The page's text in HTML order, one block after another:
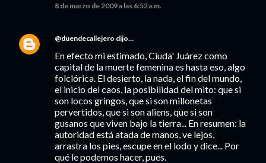
8 de marzo de 2009 a las 6:52 a.m.
@duendecallejero dijo…
En efecto mi estimado, Ciuda' Juárez como
capital de la muerte femenina es hasta eso, algo
folclórica. El desierto, la nada, el fin del mundo,
el inicio del caos, la posibilidad del mito: que si
son locos gringos, que si son millonetas
pervertidos, que si son aliens, que si son
gusanos que viven bajo la tierra... En resumen: la
autoridad está atada de manos, ve lejos,
arrastra los pies, escupe en el lodo y dice... Por
qué le podemos hacer, pues.